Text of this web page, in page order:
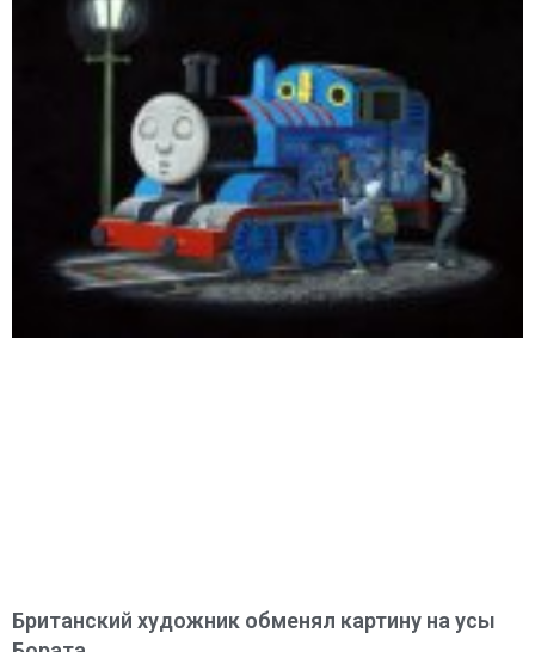
Британский художник обменял картину на усы